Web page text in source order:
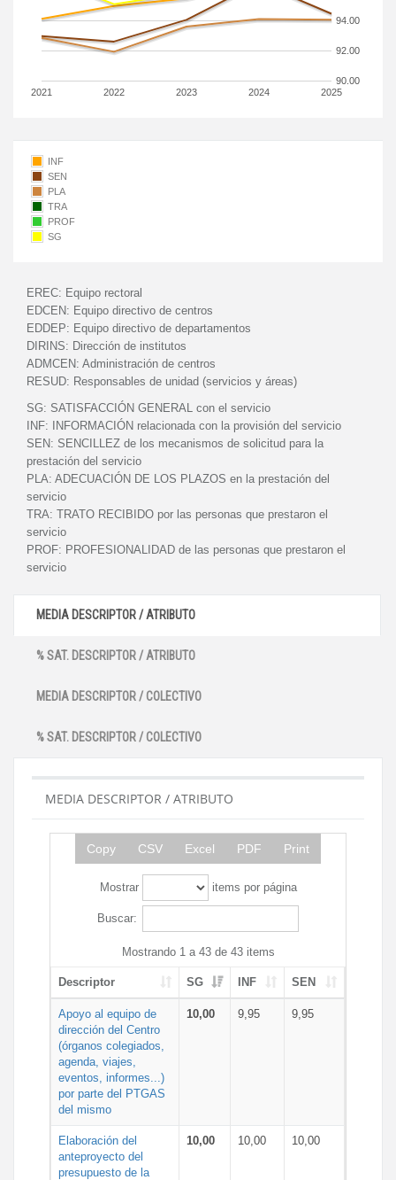
2021 2022 2023 2024 2025
90.00
92.00
94.00
INF
SEN
PLA
TRA
PROF
SG
EREC: Equipo rectoral
EDCEN: Equipo directivo de centros
EDDEP: Equipo directivo de departamentos
DIRINS: Dirección de institutos
ADMCEN: Administración de centros
RESUD: Responsables de unidad (servicios y áreas)
SG: SATISFACCIÓN GENERAL con el servicio
INF:
INFORMACIÓN relacionada con la provisión del servicio
SEN: SENCILLEZ de los mecanismos de solicitud para la
prestación del servicio
PLA: ADECUACIÓN DE LOS PLAZOS en la prestación del
servicio
TRA: TRATO RECIBIDO por las personas que prestaron el
servicio
PROF: PROFESIONALIDAD de las personas que prestaron el
servicio
MEDIA DESCRIPTOR / ATRIBUTO
% SAT. DESCRIPTOR / ATRIBUTO
MEDIA DESCRIPTOR / COLECTIVO
% SAT. DESCRIPTOR / COLECTIVO
MEDIA DESCRIPTOR / ATRIBUTO
Copy CSV Excel PDF Print
Mostrar items por página
Buscar:
Mostrando 1 a 43 de 43 items
Descriptor SG INF SEN
Apoyo al equipo de
dirección del Centro
(órganos colegiados,
agenda, viajes,
eventos, informes...)
por parte del PTGAS
del mismo
10,00 9,95 9,95
Elaboración del
anteproyecto del
presupuesto de la
10,00 10,00 10,00